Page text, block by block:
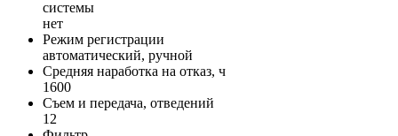
системы
нет
Режим регистрации
автоматический, ручной
Средняя наработка на отказ, ч
1600
Съем и передача, отведений
12